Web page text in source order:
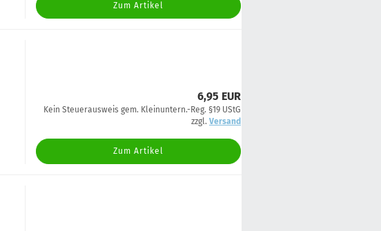
Zum Artikel
6,95 EUR
Kein Steuerausweis gem. Kleinuntern.-Reg. §19 UStG
zzgl. Versand
Zum Artikel